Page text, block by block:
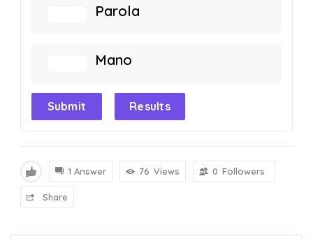
Parola
Mano
Submit Results
1 Answer 76 Views 0 Followers
Share